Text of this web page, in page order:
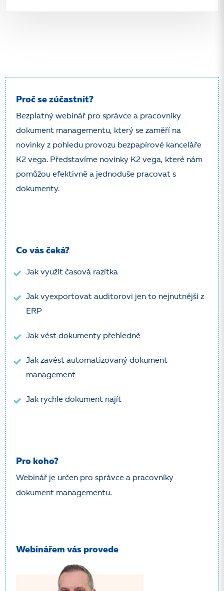
Proč se zúčastnit?
Bezplatný webinář pro správce a pracovníky
dokument managementu, který se zaměří na
novinky z pohledu provozu bezpapírové kanceláře
K2 vega. Představíme novinky K2 vega, které nám
pomůžou efektivně a jednoduše pracovat s
dokumenty.
Co vás čeká?
Jak využít časová razítka
Jak vyexportovat auditorovi jen to nejnutnější z
ERP
Jak vést dokumenty přehledně
Jak zavést automatizovaný dokument
management
Jak rychle dokument najít
Pro koho?
Webinář je určen pro správce a pracovníky
dokument managementu.
Webinářem vás provede